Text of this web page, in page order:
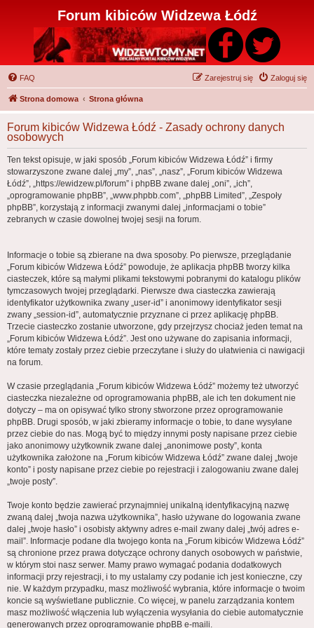
Forum kibiców Widzewa Łódź
FAQ Zaloguj się
Zarejestruj się
Strona domowa Strona główna
Forum kibiców Widzewa Łódź - Zasady ochrony danych
osobowych
Ten tekst opisuje, w jaki sposób „Forum kibiców Widzewa Łódź” i firmy
stowarzyszone zwane dalej „my”, „nas”, „nasz”, „Forum kibiców Widzewa
Łódź”, „https://ewidzew.pl/forum” i phpBB zwane dalej „oni”, „ich”,
„oprogramowanie phpBB”, „www.phpbb.com”, „phpBB Limited”, „Zespoły
phpBB”, korzystają z informacji zwanymi dalej „informacjami o tobie”
zebranych w czasie dowolnej twojej sesji na forum.
Informacje o tobie są zbierane na dwa sposoby. Po pierwsze, przeglądanie
„Forum kibiców Widzewa Łódź” powoduje, że aplikacja phpBB tworzy kilka
ciasteczek, które są małymi plikami tekstowymi pobranymi do katalogu plików
tymczasowych twojej przeglądarki. Pierwsze dwa ciasteczka zawierają
identyfikator użytkownika zwany „user-id” i anonimowy identyfikator sesji
zwany „session-id”, automatycznie przyznane ci przez aplikację phpBB.
Trzecie ciasteczko zostanie utworzone, gdy przejrzysz chociaż jeden temat na
„Forum kibiców Widzewa Łódź”. Jest ono używane do zapisania informacji,
które tematy zostały przez ciebie przeczytane i służy do ułatwienia ci nawigacji
na forum.
W czasie przeglądania „Forum kibiców Widzewa Łódź” możemy też utworzyć
ciasteczka niezależne od oprogramowania phpBB, ale ich ten dokument nie
dotyczy – ma on opisywać tylko strony stworzone przez oprogramowanie
phpBB. Drugi sposób, w jaki zbieramy informacje o tobie, to dane wysyłane
przez ciebie do nas. Mogą być to między innymi posty napisane przez ciebie
jako anonimowy użytkownik zwane dalej „anonimowe posty”, konta
użytkownika założone na „Forum kibiców Widzewa Łódź” zwane dalej „twoje
konto” i posty napisane przez ciebie po rejestracji i zalogowaniu zwane dalej
„twoje posty”.
Twoje konto będzie zawierać przynajmniej unikalną identyfikacyjną nazwę
zwaną dalej „twoja nazwa użytkownika”, hasło używane do logowania zwane
dalej „twoje hasło” i osobisty aktywny adres e-mail zwany dalej „twój adres e-
mail”. Informacje podane dla twojego konta na „Forum kibiców Widzewa Łódź”
są chronione przez prawa dotyczące ochrony danych osobowych w państwie,
w którym stoi nasz serwer. Mamy prawo wymagać podania dodatkowych
informacji przy rejestracji, i to my ustalamy czy podanie ich jest konieczne, czy
nie. W każdym przypadku, masz możliwość wybrania, które informacje o twoim
koncie są wyświetlane publicznie. Co więcej, w panelu zarządzania kontem
masz możliwość włączenia lub wyłączenia wysyłania do ciebie automatycznie
generowanych przez oprogramowanie phpBB e-maili.